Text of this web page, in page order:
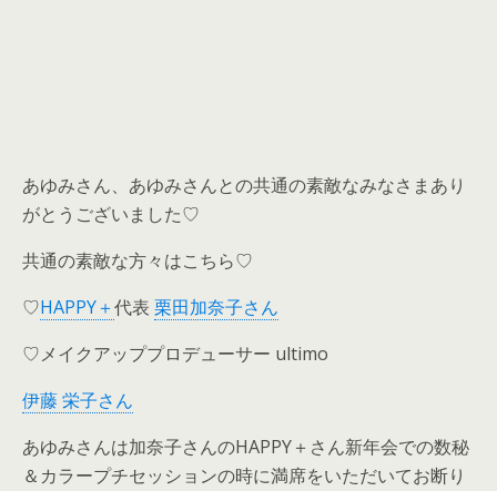
あゆみさん、あゆみさんとの共通の素敵なみなさまあり
がとうございました♡
共通の素敵な方々はこちら♡
♡HAPPY＋代表 栗田加奈子さん
♡メイクアッププロデューサー ultimo
伊藤 栄子さん
あゆみさんは加奈子さんのHAPPY＋さん新年会での数秘
＆カラープチセッションの時に満席をいただいてお断り